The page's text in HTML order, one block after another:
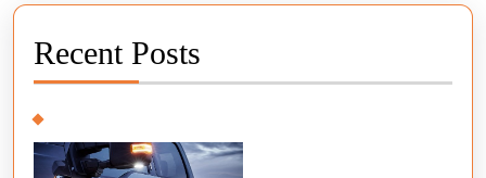
Recent Posts